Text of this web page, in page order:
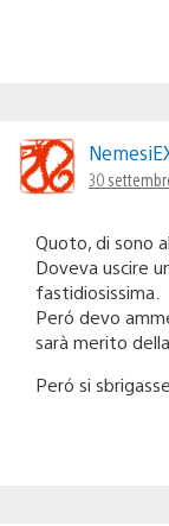
30
Quoto, di sono
Doveva uscire
fastidiosissima.
Peró devo
sarà merito
Peró si